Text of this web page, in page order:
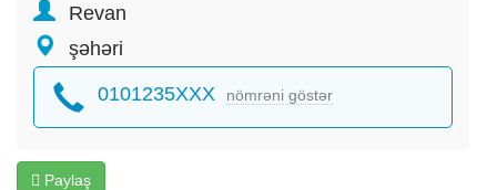
Revan
şəhəri
0101235XXX nömrəni göstər
Paylaş